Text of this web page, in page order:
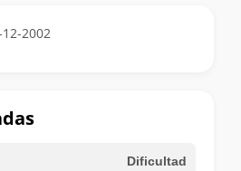
2002
Dificultad